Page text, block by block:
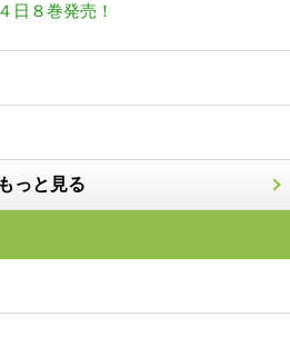
日８巻発売！
もっと見る